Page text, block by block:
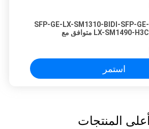
SFP-GE-LX-SM1310-BIDI-SFP-GE-
LX-SM1490-H3C متوافق مع
استمر
أعلى المنتجات